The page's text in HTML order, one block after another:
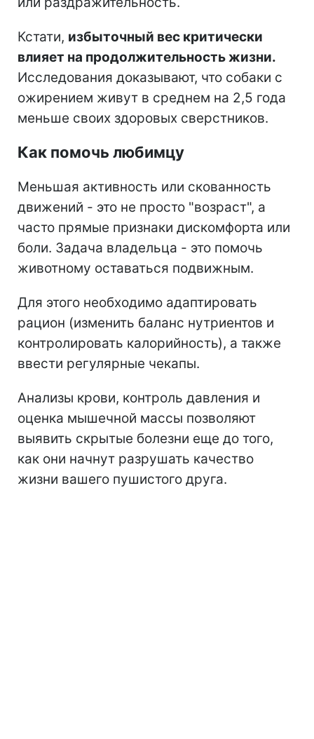
Кстати, избыточный вес критически
влияет на продолжительность жизни.
Исследования доказывают, что собаки с
ожирением живут в среднем на 2,5 года
меньше своих здоровых сверстников.
Как помочь любимцу
Меньшая активность или скованность
движений - это не просто "возраст", а
часто прямые признаки дискомфорта или
боли. Задача владельца - это помочь
животному оставаться подвижным.
Для этого необходимо адаптировать
рацион (изменить баланс нутриентов и
контролировать калорийность), а также
ввести регулярные чекапы.
Анализы крови, контроль давления и
оценка мышечной массы позволяют
выявить скрытые болезни еще до того,
как они начнут разрушать качество
жизни вашего пушистого друга.